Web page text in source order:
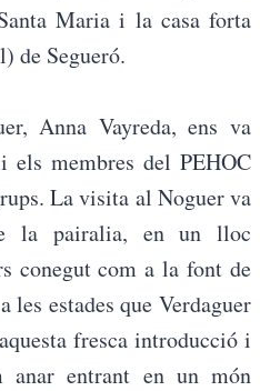
Maria i la casa forta
de Segueró.
Anna Vayreda, ens va
membres del PEHOC
La visita al Noguer va
la pairalia, en un lloc
conegut com a la font de
les estades que Verdaguer
fresca introducció i
entrant en un món